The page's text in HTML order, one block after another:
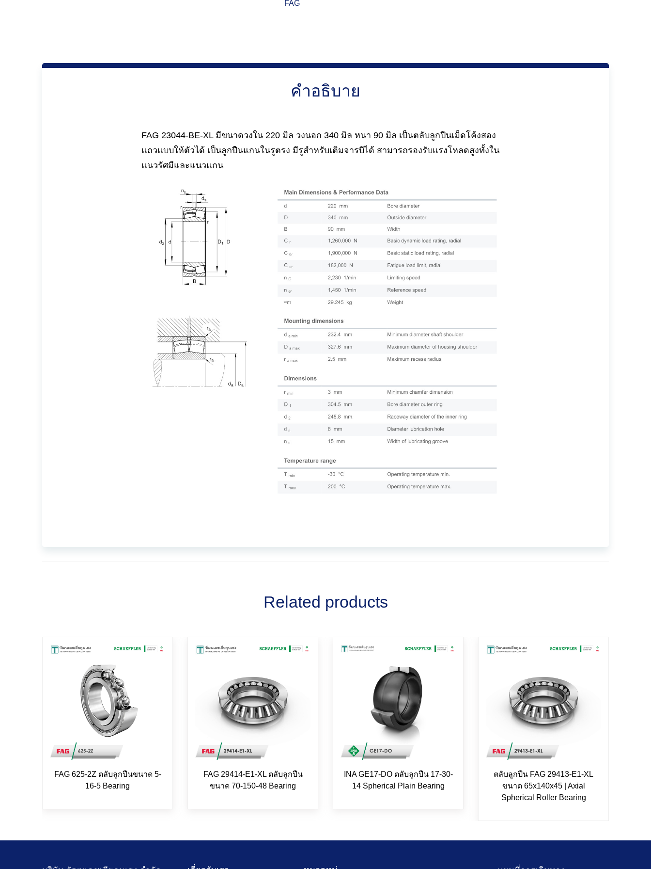
FAG
คำอธิบาย
FAG 23044-BE-XL มีขนาดวงใน 220 มิล วงนอก 340 มิล หนา 90 มิล เป็นตลับลูกปืนเม็ดโค้งสอง
แถวแบบให้ตัวได้ เป็นลูกปืนแกนในรูตรง มีรูสำหรับเติมจารบีได้ สามารถรองรับแรงโหลดสูงทั้งใน
แนวรัศมีและแนวแกน
Related products
FAG 625-2Z ตลับลูกปืนขนาด 5-
16-5 Bearing
FAG 29414-E1-XL ตลับลูกปืน
ขนาด 70-150-48 Bearing
INA GE17-DO ตลับลูกปืน 17-30-
14 Spherical Plain Bearing
ตลับลูกปืน FAG 29413-E1-XL
ขนาด 65x140x45 | Axial
Spherical Roller Bearing